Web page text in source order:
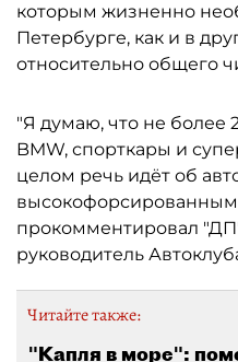
которым жизненно
Петербурге, как и в
относительно общего
"Я думаю, что не более
BMW, спорткары и
целом речь идёт об
прокомментировал
руководитель
Читайте также:
"Капля в море":